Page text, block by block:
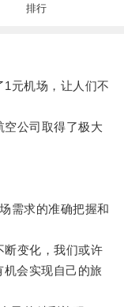
排行
元机场，让人们不
公司取得了极大
需求的准确把握和
变化，我们或许
会实现自己的旅